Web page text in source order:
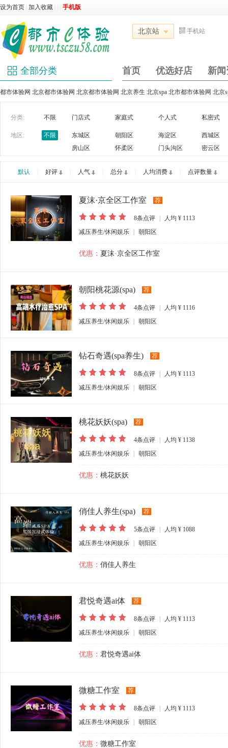
设为首页 加入收藏 手机版
北京站 手机站
全部分类 首页 优选好店 新闻
都市体验网 北京都市体验网 北京都市体验网 北京养生 北京spa 北市都市体验网 北京
分类: 不限 门店式 家庭式 个人式 私密式
地区: 不限 东城区 朝阳区 海淀区
西城区
房山区
怀柔区 门头沟区 密云区
默认 好评 人气 总分 人均消费 点评数量
夏沫·京全区工作室 荐
8条点评 人均 ¥ 1113
减压养生/休闲娱乐
朝阳区
优惠： 夏沫·京全区工作室
朝阳桃花源(spa) 荐
4条点评 人均 ¥ 1116
减压养生/休闲娱乐
朝阳区
钻石奇遇(spa养生) 荐
8条点评 人均 ¥ 1113
减压养生/休闲娱乐
朝阳区
桃花妖妖(spa) 荐
4条点评 人均 ¥ 1138
减压养生/休闲娱乐
朝阳区
优惠： 桃花妖妖
俏佳人养生(spa) 荐
5条点评 人均 ¥ 1088
减压养生/休闲娱乐
朝阳区
优惠： 俏佳人养生
君悦奇遇ai体 荐
8条点评 人均 ¥ 1113
减压养生/休闲娱乐
朝阳区
优惠： 君悦奇遇ai体
微糖工作室 荐
8条点评 人均 ¥ 1113
减压养生/休闲娱乐
朝阳区
优惠： 微糖工作室